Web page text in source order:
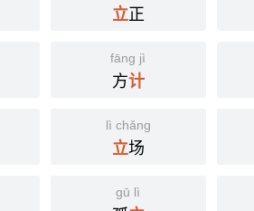
立正
fāng jì
方计
lì chǎng
立场
gū lì